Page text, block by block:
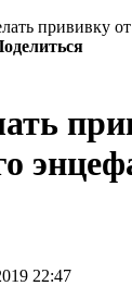
прививку
22:47